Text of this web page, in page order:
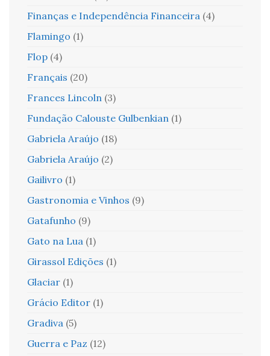
Finanças e Independência Financeira (4)
Flamingo (1)
Flop (4)
Français (20)
Frances Lincoln (3)
Fundação Calouste Gulbenkian (1)
Gabriela Araújo (18)
Gabriela Araújo (2)
Gailivro (1)
Gastronomia e Vinhos (9)
Gatafunho (9)
Gato na Lua (1)
Girassol Edições (1)
Glaciar (1)
Grácio Editor (1)
Gradiva (5)
Guerra e Paz (12)